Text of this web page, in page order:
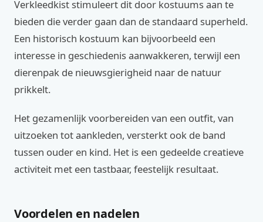
Verkleedkist stimuleert dit door kostuums aan te
bieden die verder gaan dan de standaard superheld.
Een historisch kostuum kan bijvoorbeeld een
interesse in geschiedenis aanwakkeren, terwijl een
dierenpak de nieuwsgierigheid naar de natuur
prikkelt.
Het gezamenlijk voorbereiden van een outfit, van
uitzoeken tot aankleden, versterkt ook de band
tussen ouder en kind. Het is een gedeelde creatieve
activiteit met een tastbaar, feestelijk resultaat.
Voordelen en nadelen